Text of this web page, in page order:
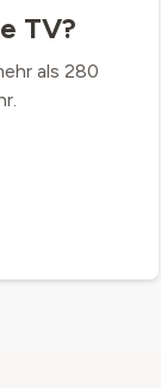
TV?
als 280